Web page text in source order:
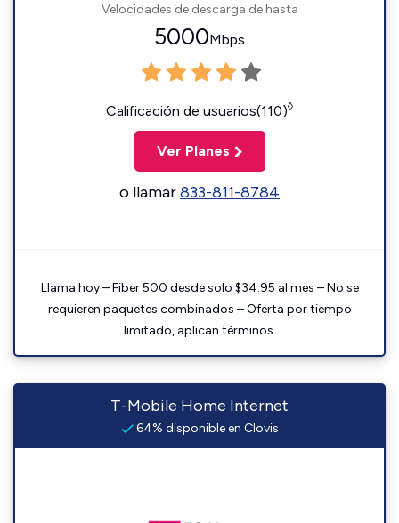
Velocidades de descarga de hasta
5000Mbps
Calificación de usuarios(110)◊
Ver Planes
o llamar833-811-8784
Llama hoy – Fiber 500 desde solo $34.95 al mes – No se
requieren paquetes combinados – Oferta por tiempo
limitado, aplican términos.
T-Mobile Home Internet
64% disponible en Clovis